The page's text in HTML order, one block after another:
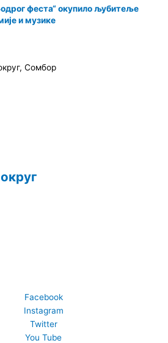
феста“ окупило љубитеље
и музике
, Сомбор
Facebook
Instagram
Twitter
You Tube